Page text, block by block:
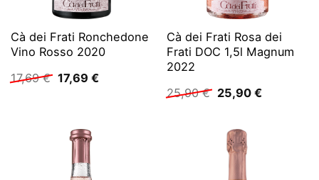
Cà dei Frati Ronchedone
Vino Rosso 2020
17,69€ Ursprünglicher
Preis
17,69 €Aktueller
Cà dei Frati Rosa dei
Frati DOC 1,5l Magnum
2022
25,90€ Ursprünglicher
Preis
25,90 €
25,90 €Aktueller